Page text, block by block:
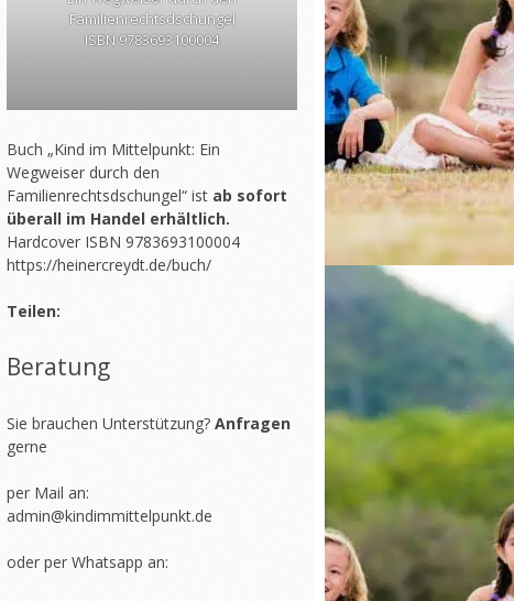
Familienrechtsdschungel
ISBN 9783693100004
Buch „Kind im Mittelpunkt: Ein
Wegweiser durch den
Familienrechtsdschungel“ ist ab sofort
überall im Handel erhältlich.
Hardcover ISBN 9783693100004
https://heinercreydt.de/buch/
Teilen:
Beratung
Sie brauchen Unterstützung? Anfragen
gerne
per Mail an:
admin@kindimmittelpunkt.de
oder per Whatsapp an: